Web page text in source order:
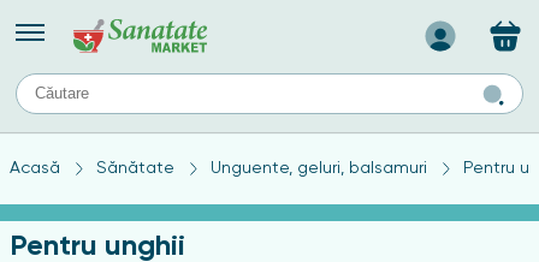
Назад
TIPURI DE TEN
Produse pentru ten mixt
Ten problematic
Produse pentru ten gras
Acasă Sănătate Unguente, geluri, balsamuri Pentru
Pentru unghii